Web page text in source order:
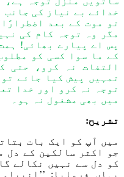
خدائے بے نیاز کی جانب
تو موت کے بعد
مگر وہ توجہ کام کی
پس اے پیارے بھائی!
کے ما سوا کسی کو
التفات نہ کرو، حتی
تمہیں پیش کیا جائے
توجہ نہ کرو اور خدا
میں بھی مشغول نہ ہو۔
تشریح:
میں آپ کو ایک بات بتا
جو اکثر سالکین کے دل
کو دل سے نہیں نکالے
یہاں فرمایا: